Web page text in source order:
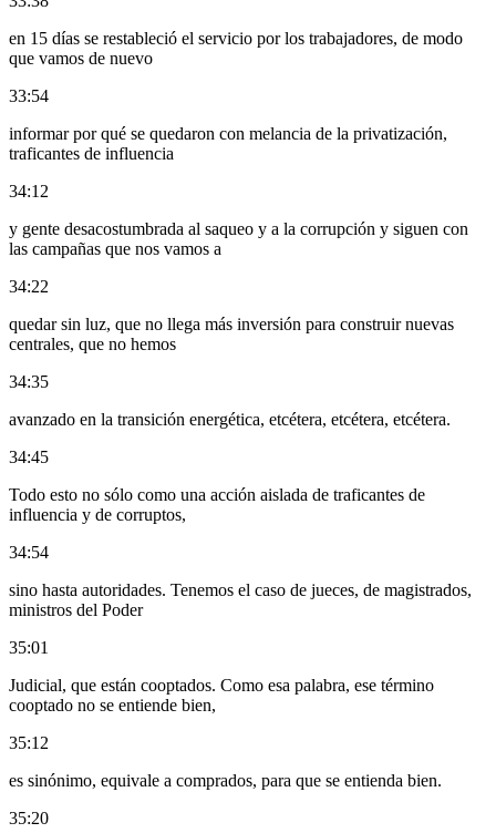
en 15 días se restableció el servicio por los trabajadores, de modo
que vamos de nuevo
33:54
informar por qué se quedaron con melancia de la privatización,
traficantes de influencia
34:12
y gente desacostumbrada al saqueo y a la corrupción y siguen con
las campañas que nos vamos a
34:22
quedar sin luz, que no llega más inversión para construir nuevas
centrales, que no hemos
34:35
avanzado en la transición energética, etcétera, etcétera, etcétera.
34:45
Todo esto no sólo como una acción aislada de traficantes de
influencia y de corruptos,
34:54
sino hasta autoridades. Tenemos el caso de jueces, de magistrados,
ministros del Poder
35:01
Judicial, que están cooptados. Como esa palabra, ese término
cooptado no se entiende bien,
35:12
es sinónimo, equivale a comprados, para que se entienda bien.
35:20